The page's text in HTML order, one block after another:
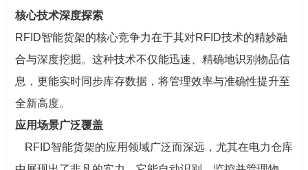
核心技术深度探索
RFID智能货架的核心竞争力在于其对RFID技术的精妙融
合与深度挖掘。这种技术不仅能迅速、精确地识别物品信
息，更能实时同步库存数据，将管理效率与准确性提升至
全新高度。
应用场景广泛覆盖
RFID智能货架的应用领域广泛而深远，尤其在电力仓库